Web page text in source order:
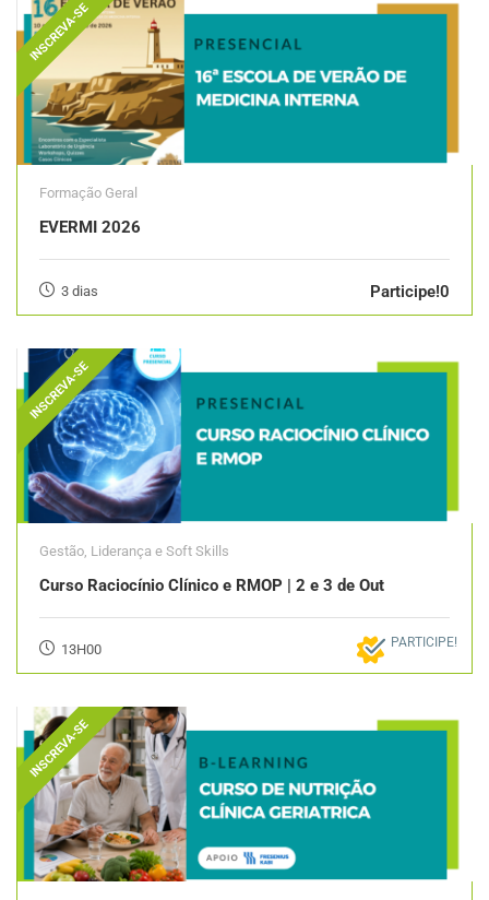
INSCREVA-SE
Formação Geral
EVERMI 2026
3 dias Participe!0
INSCREVA-SE
Gestão, Liderança e Soft Skills
Curso Raciocínio Clínico e RMOP | 2 e 3 de Out
13H00 PARTICIPE!
INSCREVA-SE